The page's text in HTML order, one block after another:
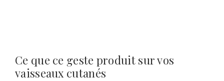
Ce que ce geste produit sur vos
vaisseaux cutanés